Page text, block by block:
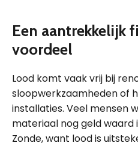
Een aantrekkelijk
voordeel
Lood komt vaak vrij bij
sloopwerkzaamheden of
installaties. Veel mensen
materiaal nog geld waard
Zonde, want lood is